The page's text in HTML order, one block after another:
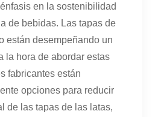
en la sostenibilidad
de bebidas. Las tapas de
están desempeñando un
la hora de abordar estas
fabricantes están
opciones para reducir
de las tapas de las latas,